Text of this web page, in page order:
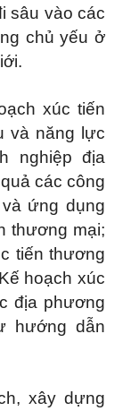
sâu vào các
chủ yếu ở
xúc tiến
và năng lực
nghiệp địa
các công
ứng dụng
thương mại;
tiến thương
hoạch xúc
địa phương
hướng dẫn
xây dựng